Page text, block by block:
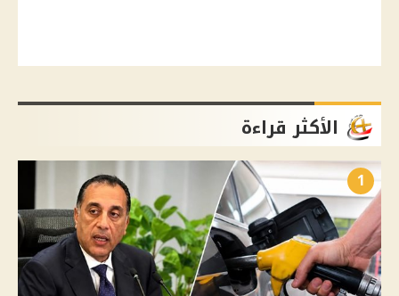
الأكثر قراءة
1